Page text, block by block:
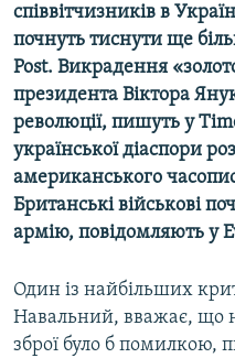
Усі сайти RFE/RL
співвітчизників в
почнуть тиснути ще
Post. Викрадення
президента Віктора
революції, пишуть у
української діаспори
американського
Британські військові
армію, повідомляють у
Один із найбільших
Навальний, вважає, що
зброї було б помилкою,